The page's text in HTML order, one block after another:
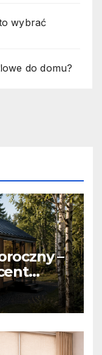
wybrać
do domu?
–